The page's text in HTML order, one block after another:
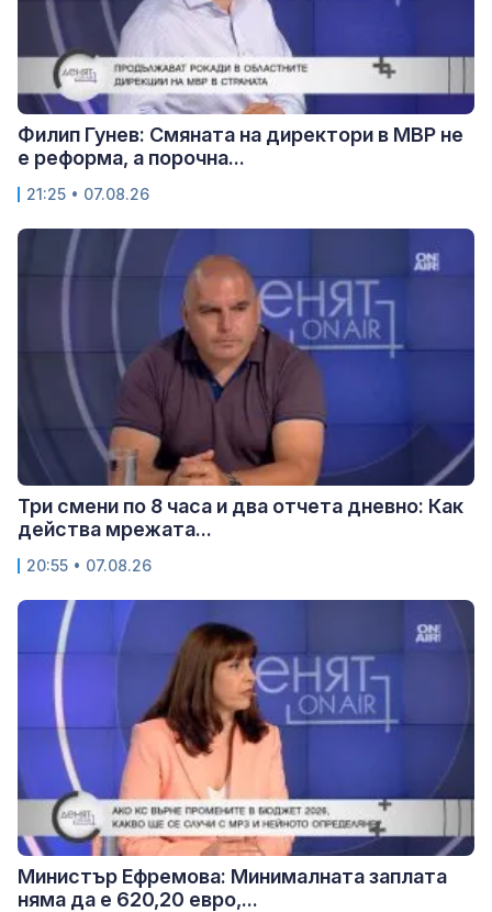
Филип Гунев: Смяната на директори в МВР не
е реформа, а порочна...
21:25 • 07.08.26
Три смени по 8 часа и два отчета дневно: Как
действа мрежата...
20:55 • 07.08.26
Министър Ефремова: Минималната заплата
няма да е 620,20 евро,...